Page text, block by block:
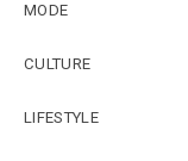
MODE
CULTURE
LIFESTYLE